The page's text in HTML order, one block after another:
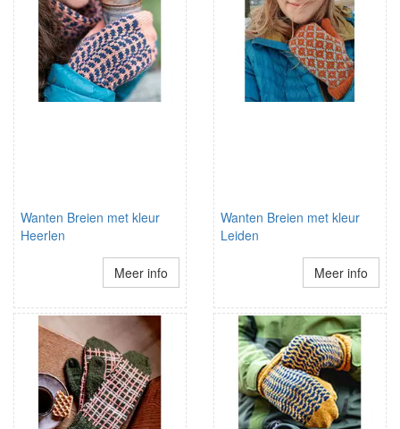
Wanten Breien met kleur
Heerlen
Meer info
Wanten Breien met kleur
Leiden
Meer info